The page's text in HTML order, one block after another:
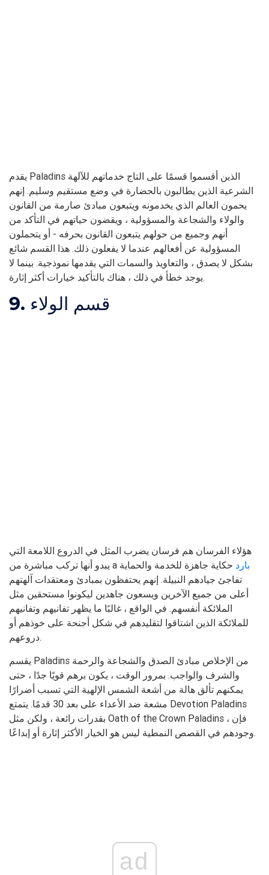
يقدم Paladins الذين أقسموا قسمًا على التاج خدماتهم للآلهة
الشرعية الذين يطالبون بالحضارة في وضع مستقيم وسليم. إنهم
يحمون العالم الذي يخدمونه ويتبعون مبادئ صارمة من القانون
والولاء والشجاعة والمسؤولية ، ويقضون حياتهم في التأكد من
أنهم وجميع من حولهم يتبعون القانون بحرفه - أو يتحملون
المسؤولية عن أفعالهم عندما لا يفعلون ذلك. هذا القسم شائع
بشكل لا يصدق ، والتعاويذ والسمات التي يقدمها نموذجية. بينما لا
يوجد خطأ في ذلك ، هناك بالتأكيد خيارات أكثر إثارة.
9. قسم الولاء
هؤلاء الفرسان هم فرسان يضرب المثل في الدروع اللامعة التي
يبدو أنها تركب مباشرة من a
بارد حكاية جاهزة للخدمة والحماية
تفاجئ جيادهم النبيلة. إنهم يحتفظون بمبادئ ومعتقدات آلهتهم
أعلى من جميع الآخرين ويسعون جاهدين ليكونوا مستحقين مثل
الملائكة أنفسهم. في الواقع ، غالبًا ما يظهر تفانيهم وتفانيهم
للملائكة الذين اشتاقوا لتقليدهم في شكل أجنحة على خوذهم أو
دروعهم.
يقسم Paladins من الإخلاص مبادئ الصدق والشجاعة والرحمة
والشرف والواجب. بمرور الوقت ، يكون برهم قويًا جدًا ، حتى
يمكنهم تألق هالة من أشعة الشمس الإلهية التي تسبب أضرارًا
مشعة ضد الأعداء على بعد 30 قدمًا. يتمتع Devotion Paladins
بقدرات رائعة ، ولكن مثل Oath of the Crown Paladins ، فإن
وجودهم في القصص النمطية ليس هو الخيار الأكثر إثارة أو إبداعًا.
ad